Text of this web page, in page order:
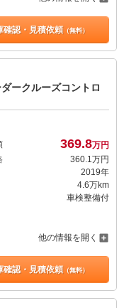
確認・見積依頼（無料）
ークルーズコントロ
369.8万円
360. 1 万円
2019年
4.6万km
車検整備付
他の情報を開く
確認・見積依頼（無料）